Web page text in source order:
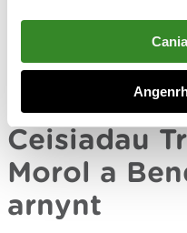
Generation
Ceisiadau
Morol a
arnynt